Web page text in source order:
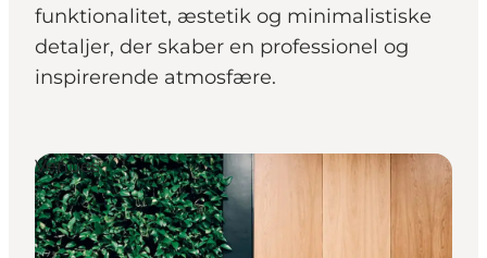
funktionalitet, æstetik og minimalistiske
detaljer, der skaber en professionel og
inspirerende atmosfære.
Venues